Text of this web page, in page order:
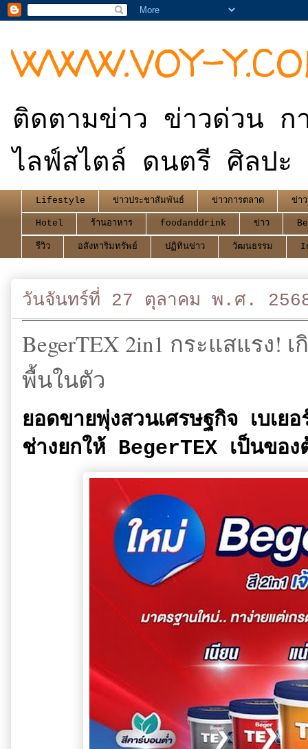
WWW.VOY-
ติดตามข่าว ข่าวด่วน ก
ไลฟ์สไตล์ ดนตรี ศิลปะ
Lifestyle ข่าวประชาสัมพันธ์ ข่าวการตลาด ข่า
Hotel ร้านอาหาร foodanddrink ข่าว
รีวิว อสังหาริมทรัพย์ ปฏิทินข่าว วัฒนธรรม
วันจันทร์ที่ 27 ตุลาคม พ.ศ.
BegerTEX 2in1 กระแสแรง!
พื้นในตัว
ยอดขายพุ่งสวนเศรษฐกิจ เบเย
ช่างยกให้ BegerTEX เป็นขอ